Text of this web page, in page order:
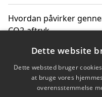
Hvordan påvirker
CO2-aftryk
Hvordan nyheder om
hverdag
Dette website
Dette websted bruger
at bruge vores
overensstemmelse